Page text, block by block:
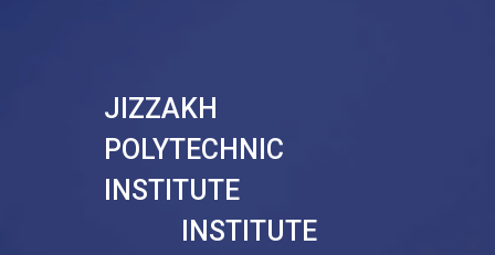
JIZZAKH
POLYTECHNIC
INSTITUTE
INSTITUTE